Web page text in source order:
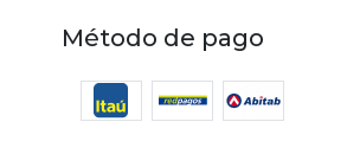
Método de pago